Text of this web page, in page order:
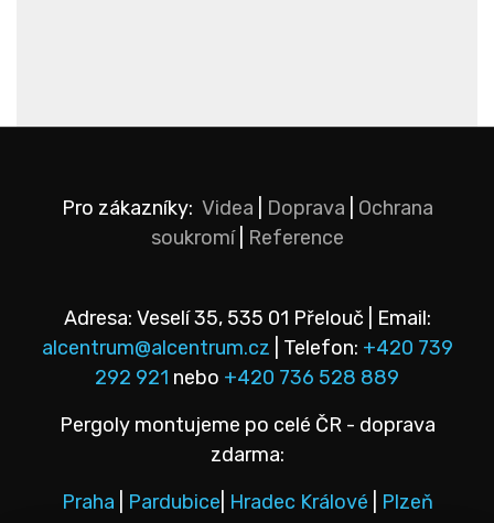
Pro zákazníky: Videa Doprava
Ochrana
soukromí| Reference
Adresa: Veselí 35, 535 01 Přelouč | Email:
alcentrum@alcentrum.cz
| Telefon: +420 739
292 921 nebo +420 736 528 889
Pergoly montujeme po celé ČR - doprava
zdarma:
Praha
Pardubice Hradec Králové Plzeň